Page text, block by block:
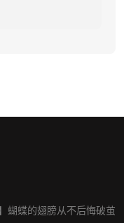
蝴蝶的翅膀从不后悔破茧